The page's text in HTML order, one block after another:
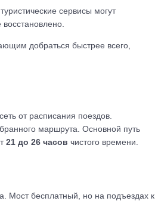
сервисы могут
добраться быстрее всего,
от расписания поездов.
маршрута. Основной путь
21 до 26 часов чистого времени.
Мост бесплатный, но на подъездах к